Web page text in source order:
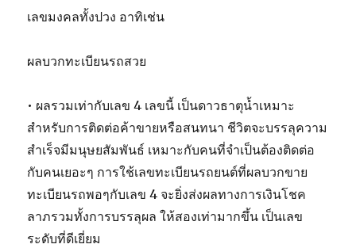
เลขมงคลทั้งปวง อาทิเช่น
ผลบวกทะเบียนรถสวย
• ผลรวมเท่ากับเลข 4 เลขนี้ เป็นดาวธาตุน้ำเหมาะ
สำหรับการติดต่อค้าขายหรือสนทนา ชีวิตจะบรรลุความ
สำเร็จมีมนุษยสัมพันธ์ เหมาะกับคนที่จำเป็นต้องติดต่อ
กับคนเยอะๆ การใช้เลขทะเบียนรถยนต์ที่ผลบวกขาย
ทะเบียนรถพอๆกับเลข 4 จะยิ่งส่งผลทางการเงินโชค
ลาภรวมทั้งการบรรลุผล ให้สองเท่ามากขึ้น เป็นเลข
ระดับที่ดีเยี่ยม